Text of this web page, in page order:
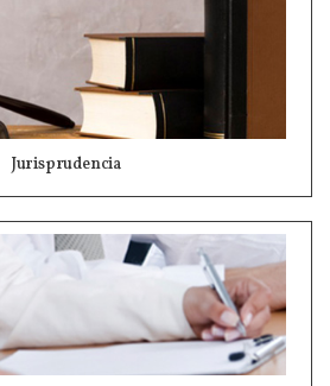
Jurisprudencia